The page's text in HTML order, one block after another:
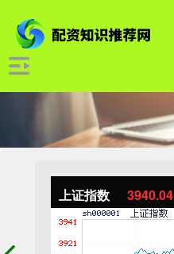
上证指数 3940.04